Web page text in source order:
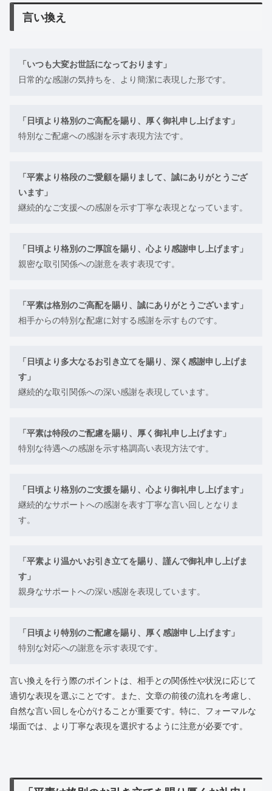
言い換え
「いつも大変お世話になっております」
日常的な感謝の気持ちを、より簡潔に表現した形です。
「日頃より格別のご高配を賜り、厚く御礼申し上げます」
特別なご配慮への感謝を示す表現方法です。
「平素より格段のご愛顧を賜りまして、誠にありがとうござ
います」
継続的なご支援への感謝を示す丁寧な表現となっています。
「日頃より格別のご厚誼を賜り、心より感謝申し上げます」
親密な取引関係への謝意を表す表現です。
「平素は格別のご高配を賜り、誠にありがとうございます」
相手からの特別な配慮に対する感謝を示すものです。
「日頃より多大なるお引き立てを賜り、深く感謝申し上げま
す」
継続的な取引関係への深い感謝を表現しています。
「平素は特段のご配慮を賜り、厚く御礼申し上げます」
特別な待遇への感謝を示す格調高い表現方法です。
「日頃より格別のご支援を賜り、心より御礼申し上げます」
継続的なサポートへの感謝を表す丁寧な言い回しとなりま
す。
「平素より温かいお引き立てを賜り、謹んで御礼申し上げま
す」
親身なサポートへの深い感謝を表現しています。
「日頃より特別のご配慮を賜り、厚く感謝申し上げます」
特別な対応への謝意を示す表現です。
言い換えを行う際のポイントは、相手との関係性や状況に応じて
適切な表現を選ぶことです。また、文章の前後の流れを考慮し、
自然な言い回しを心がけることが重要です。特に、フォーマルな
場面では、より丁寧な表現を選択するように注意が必要です。